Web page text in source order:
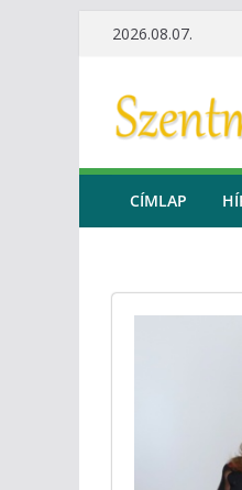
2026.08.07.
CÍMLAP